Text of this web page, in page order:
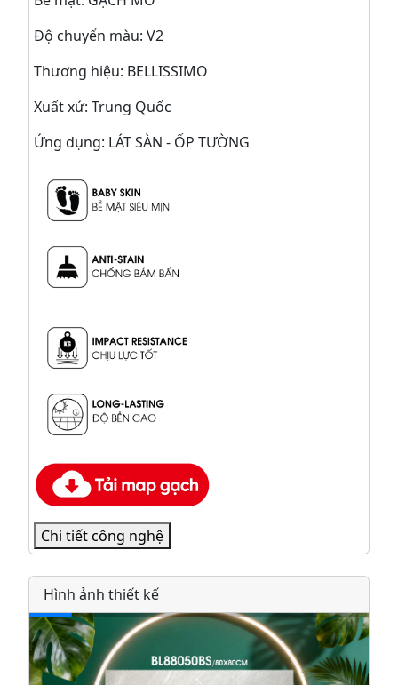
Độ chuyển màu: V2
Thương hiệu: BELLISSIMO
Xuất xứ: Trung Quốc
Ứng dụng: LÁT SÀN - ỐP TƯỜNG
Chi tiết công nghệ
Hình ảnh thiết kế